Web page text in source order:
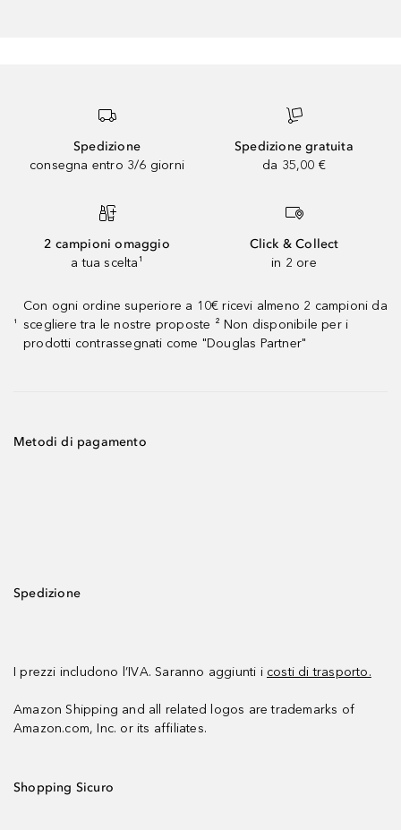
Spedizione
consegna entro 3/6 giorni
Spedizione gratuita
da 35,00 €
2 campioni omaggio
a tua scelta¹
Click & Collect
in 2 ore
¹
Con ogni ordine superiore a 10€ ricevi almeno 2 campioni da
scegliere tra le nostre proposte ² Non disponibile per i
prodotti contrassegnati come "Douglas Partner"
Metodi di pagamento
Spedizione
I prezzi includono l’IVA. Saranno aggiunti i costi di trasporto.
Amazon Shipping and all related logos are trademarks of
Amazon.com, Inc. or its affiliates.
Shopping Sicuro